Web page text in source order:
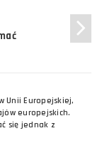
Unii Europejskiej,
europejskich.
się jednak z